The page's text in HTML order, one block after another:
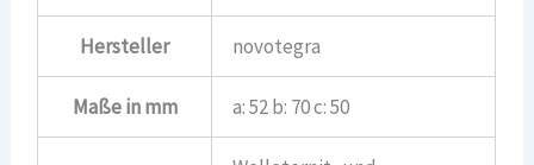
Hersteller novotegra
Maße in mm a: 52 b: 70 c: 50